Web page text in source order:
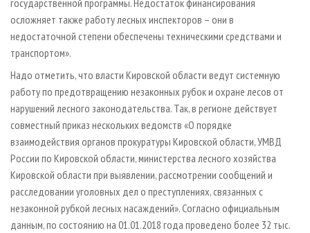
государственной программы. Недостаток финансирования
осложняет также работу лесных инспекторов – они в
недостаточной степени обеспечены техническими средствами и
транспортом».
Надо отметить, что власти Кировской области ведут системную
работу по предотвращению незаконных рубок и охране лесов от
нарушений лесного законодательства. Так, в регионе действует
совместный приказ нескольких ведомств «О порядке
взаимодействия органов прокуратуры Кировской области, УМВД
России по Кировской области, министерства лесного хозяйства
Кировской области при выявлении, рассмотрении сообщений и
расследовании уголовных дел о преступлениях, связанных с
незаконной рубкой лесных насаждений». Согласно официальным
данным, по состоянию на 01.01.2018 года проведено более 32 тыс.